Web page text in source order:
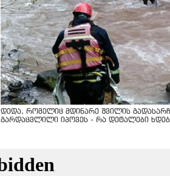
დედა, რომელიც მდინარე შვილის
გარდაცვლილი იპოვეს - რა დეტალები